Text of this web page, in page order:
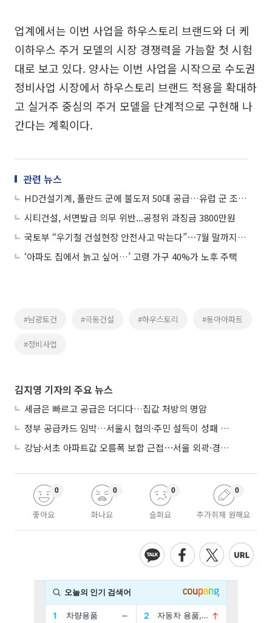
업계에서는 이번 사업을 하우스토리 브랜드와 더 케
이하우스 주거 모델의 시장 경쟁력을 가늠할 첫 시험
대로 보고 있다. 양사는 이번 사업을 시작으로 수도권
정비사업 시장에서 하우스토리 브랜드 적용을 확대하
고 실거주 중심의 주거 모델을 단계적으로 구현해 나
간다는 계획이다.
관련 뉴스
HD건설기계, 폴란드 군에 불도저 50대 공급…유럽 군 조달 첫 대규모 수주
시티건설, 서면발급 의무 위반...공정위 과징금 3800만원
국토부 “우기철 건설현장 안전사고 막는다”⋯7월 말까지 집중점검
‘아파도 집에서 늙고 싶어…’ 고령 가구 40%가 노후 주택
#남광토건 #극동건설 #하우스토리 #동아아파트
#정비사업
김지영 기자의 주요 뉴스
세금은 빠르고 공급은 더디다…집값 처방의 명암
정부 공급카드 임박…서울시 협의·주민 설득이 성패 가른다
강남·서초 아파트값 오름폭 보합 근접⋯서울 외곽·경기 남부 중심 매수세
좋아요
0
화나요
0
슬퍼요
0
추가취재 원해요
0